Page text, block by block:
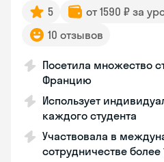
5 от 1590 ₽ за
10 отзывов
Посетила множество
Францию
Использует
каждого студента
Участвовала в
сотрудничестве более